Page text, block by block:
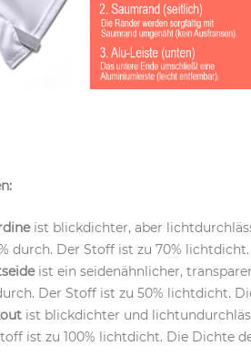
ist blickdichter, aber
durch. Der Stoff ist zu 70%
ist ein seidenähnlicher,
Der Stoff ist zu 50% lichtdicht.
ist blickdichter und
ist zu 100% lichtdicht. Die Dichte